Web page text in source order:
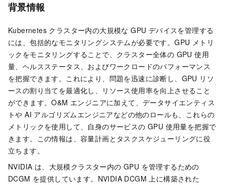
背景情報
Kubernetes クラスター内の大規模な GPU デバイスを管理する
には、包括的なモニタリングシステムが必要です。GPU メトリ
ックをモニタリングすることで、クラスター全体の GPU 使用
量、ヘルスステータス、およびワークロードのパフォーマンス
を把握できます。これにより、問題を迅速に診断し、GPU リソ
ースの割り当てを最適化し、リソース使用率を向上させること
ができます。O&M エンジニアに加えて、データサイエンティス
トや AI アルゴリズムエンジニアなどの他のロールも、これらの
メトリックを使用して、自身のサービスの GPU 使用量を把握で
きます。この情報は、容量計画とタスクスケジューリングに役
立ちます。
NVIDIA は、大規模クラスター内の GPU を管理するための
DCGM を提供しています。NVIDIA DCGM 上に構築された